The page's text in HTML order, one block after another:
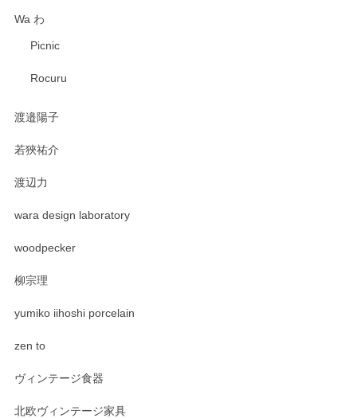
Wa わ
Picnic
Rocuru
渡邉陽子
若狹祐介
渡辺力
wara design laboratory
woodpecker
柳宗理
yumiko iihoshi porcelain
zen to
ヴィンテージ食器
北欧ヴィンテージ家具